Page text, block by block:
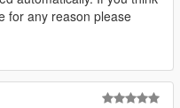
for any reason please